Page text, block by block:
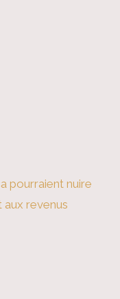
pourraient nuire
aux revenus